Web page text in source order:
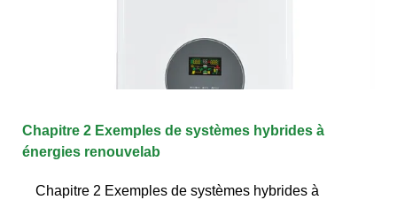
Chapitre 2 Exemples de systèmes hybrides à
énergies renouvelab
Chapitre 2 Exemples de systèmes hybrides à